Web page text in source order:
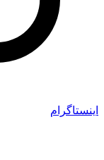
اینستاگرام